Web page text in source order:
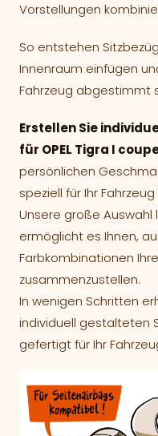
Vorstellungen
So entstehen
Innenraum einfügen
Fahrzeug abgestimmt
Erstellen Sie
für OPEL Tigra I
persönlichen
speziell für Ihr
Unsere große
ermöglicht es Ihnen,
Farbkombinationen
zusammenzustellen.
In wenigen Schritten
individuell gestalteten
gefertigt für Ihr